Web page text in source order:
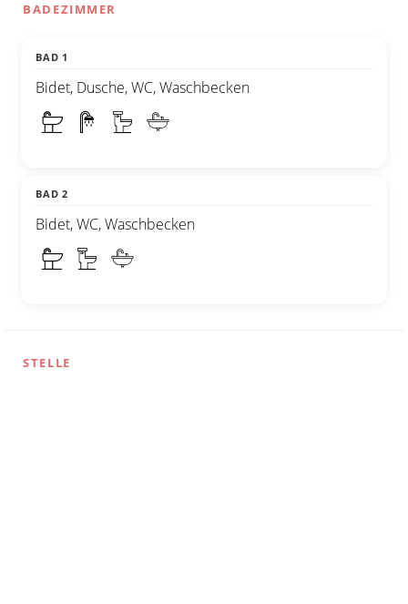
BADEZIMMER
BAD 1
Bidet, Dusche, WC, Waschbecken
BAD 2
Bidet, WC, Waschbecken
STELLE